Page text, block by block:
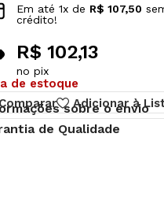
Em até1x de R$ 107,50
crédito!
R$ 102,13
no pix
de estoque
Comparar
Adicionar à
sobre o envio
de Qualidade